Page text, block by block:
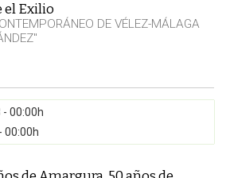
el Exilio
DE VÉLEZ-MÁLAGA
00:00h
00:00h